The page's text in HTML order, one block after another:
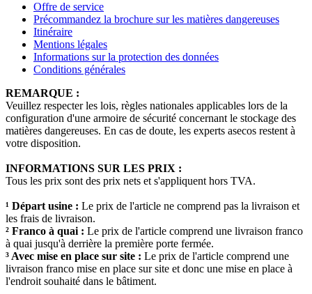
Offre de service
Précommandez la brochure sur les matières dangereuses
Itinéraire
Mentions légales
Informations sur la protection des données
Conditions générales
REMARQUE :
Veuillez respecter les lois, règles nationales applicables lors de la
configuration d'une armoire de sécurité concernant le stockage des
matières dangereuses. En cas de doute, les experts asecos restent à
votre disposition.
INFORMATIONS SUR LES PRIX :
Tous les prix sont des prix nets et s'appliquent hors TVA.
¹ Départ usine : Le prix de l'article ne comprend pas la livraison et
les frais de livraison.
² Franco à quai : Le prix de l'article comprend une livraison franco
à quai jusqu'à derrière la première porte fermée.
³ Avec mise en place sur site : Le prix de l'article comprend une
livraison franco mise en place sur site et donc une mise en place à
l'endroit souhaité dans le bâtiment.